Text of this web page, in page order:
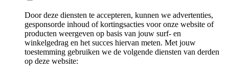
Door deze diensten te accepteren, kunnen we advertenties,
gesponsorde inhoud of kortingsacties voor onze website of
producten weergeven op basis van jouw surf- en
winkelgedrag en het succes hiervan meten. Met jouw
toestemming gebruiken we de volgende diensten van derden
op deze website: